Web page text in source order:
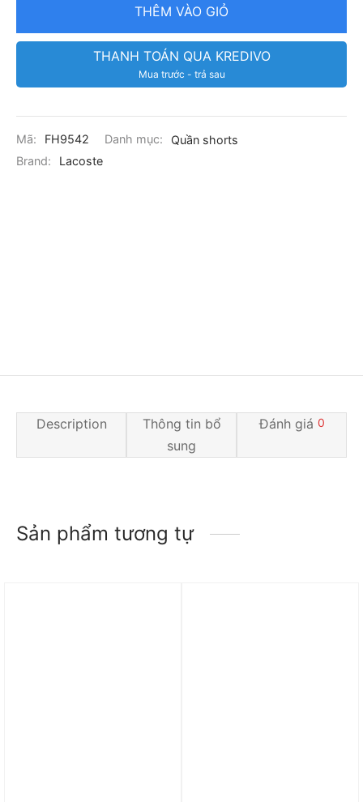
THÊM VÀO GIỎ
THANH TOÁN QUA KREDIVO
Mua trước - trả sau
Mã: FH9542 Danh mục:
Quần shorts
Brand:
Lacoste
Description
Thông tin bổ
sung
Đánh giá 0
Sản phẩm tương tự